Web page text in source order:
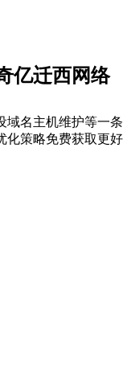
亿迁西网络
域名主机维护等一条
化策略免费获取更好